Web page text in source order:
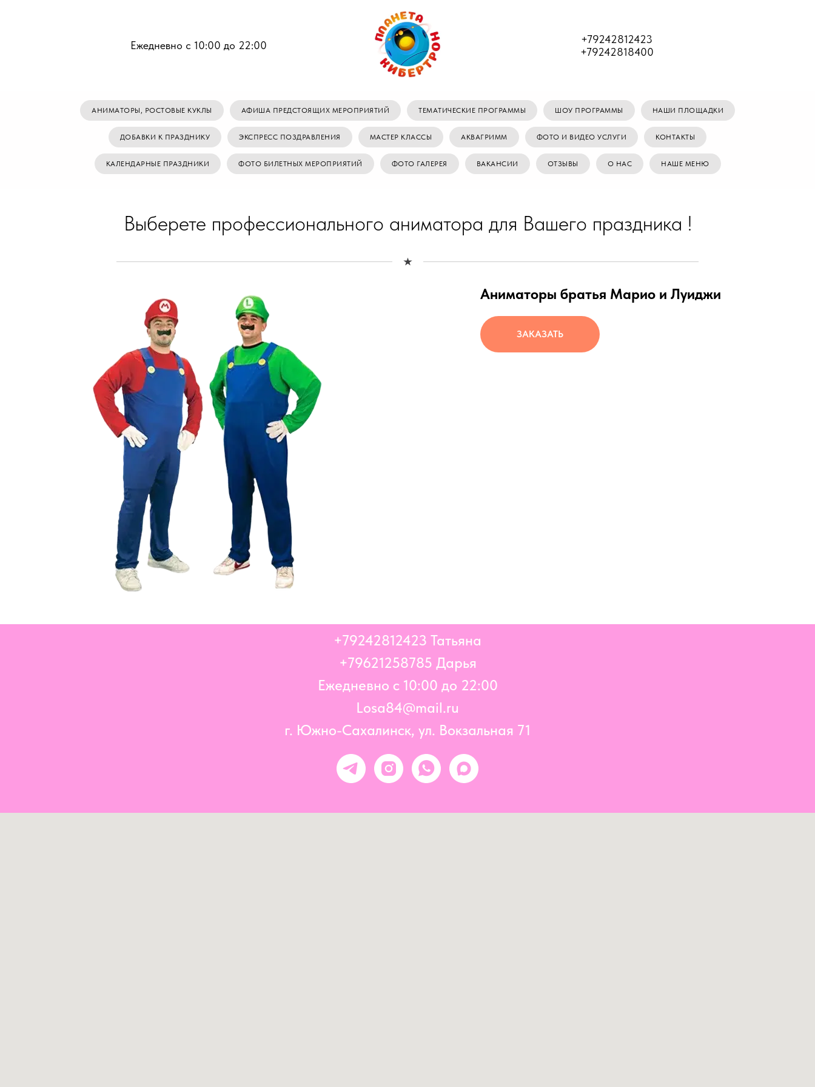
Ежедневно с 10:00 до 22:00
+79242812423
+79242818400
АНИМАТОРЫ, РОСТОВЫЕ КУКЛЫ АФИША ПРЕДСТОЯЩИХ МЕРОПРИЯТИЙ ТЕМАТИЧЕСКИЕ ПРОГРАММЫ ШОУ ПРОГРАММЫ НАШИ ПЛОЩАДКИ
ДОБАВКИ К ПРАЗДНИКУ ЭКСПРЕСС ПОЗДРАВЛЕНИЯ МАСТЕР КЛАССЫ АКВАГРИММ ФОТО И ВИДЕО УСЛУГИ КОНТАКТЫ
КАЛЕНДАРНЫЕ ПРАЗДНИКИ ФОТО БИЛЕТНЫХ МЕРОПРИЯТИЙ ФОТО ГАЛЕРЕЯ ВАКАНСИИ ОТЗЫВЫ О НАС НАШЕ МЕНЮ
Выберете профессионального аниматора для Вашего праздника !
Аниматоры братья Марио и Луиджи
ЗАКАЗАТЬ
+79242812423 Татьяна
+79621258785 Дарья
Ежедневно с 10:00 до 22:00
Losa84@mail.ru
г. Южно-Сахалинск, ул. Вокзальная 71